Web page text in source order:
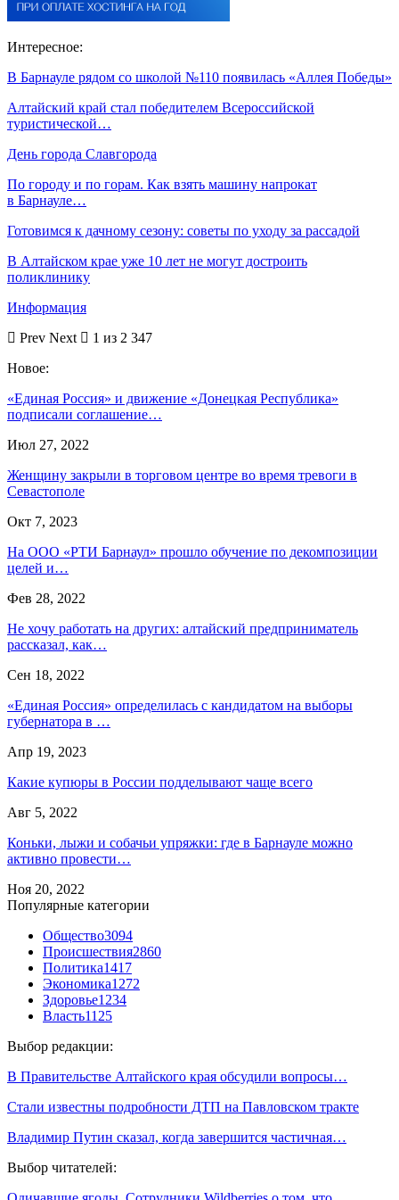
Интересное:
В Барнауле рядом со школой №110 появилась «Аллея Победы»
Алтайский край стал победителем Всероссийской
туристической…
День города Славгорода
По городу и по горам. Как взять машину напрокат
в Барнауле…
Готовимся к дачному сезону: советы по уходу за рассадой
В Алтайском крае уже 10 лет не могут достроить
поликлинику
Информация
Prev Next
1 из 2 347
Новое:
«Единая Россия» и движение «Донецкая Республика»
подписали соглашение…
Июл 27, 2022
Женщину закрыли в торговом центре во время тревоги в
Севастополе
Окт 7, 2023
На ООО «РТИ Барнаул» прошло обучение по декомпозиции
целей и…
Фев 28, 2022
Не хочу работать на других: алтайский предприниматель
рассказал, как…
Сен 18, 2022
«Единая Россия» определилась с кандидатом на выборы
губернатора в …
Апр 19, 2023
Какие купюры в России подделывают чаще всего
Авг 5, 2022
Коньки, лыжи и собачьи упряжки: где в Барнауле можно
активно провести…
Ноя 20, 2022
Популярные категории
Общество3094
Происшествия2860
Политика1417
Экономика1272
Здоровье1234
Власть1125
Выбор редакции:
В Правительстве Алтайского края обсудили вопросы…
Стали известны подробности ДТП на Павловском тракте
Владимир Путин сказал, когда завершится частичная…
Выбор читателей: